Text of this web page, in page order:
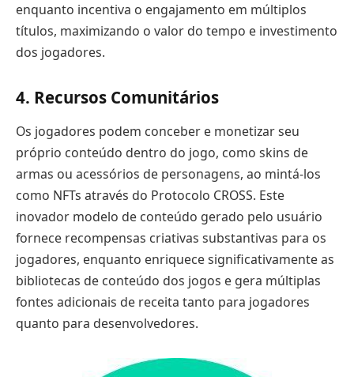
enquanto incentiva o engajamento em múltiplos
títulos, maximizando o valor do tempo e investimento
dos jogadores.
4. Recursos Comunitários
Os jogadores podem conceber e monetizar seu
próprio conteúdo dentro do jogo, como skins de
armas ou acessórios de personagens, ao mintá-los
como NFTs através do Protocolo CROSS. Este
inovador modelo de conteúdo gerado pelo usuário
fornece recompensas criativas substantivas para os
jogadores, enquanto enriquece significativamente as
bibliotecas de conteúdo dos jogos e gera múltiplas
fontes adicionais de receita tanto para jogadores
quanto para desenvolvedores.